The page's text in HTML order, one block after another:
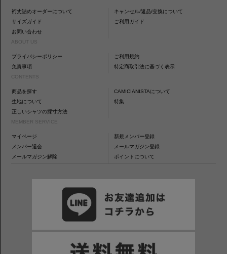
裄丈詰めオーダーについて
キャンセル/返品/交換について
サイズガイド
ご利用ガイド
お問い合わせ
ABOUT US
プライバシーポリシー
ご利用規約
免責事項
特定商取引法に基づく表示
CONTENTS
商品を探す
CAMICIANISTAについて
生地について
特集
正しいシャツの採寸方法
MEMBER SERVICE
マイページ
新規メンバー登録
メンバー退会
メールマガジン登録
メールマガジン解除
ポイントについて